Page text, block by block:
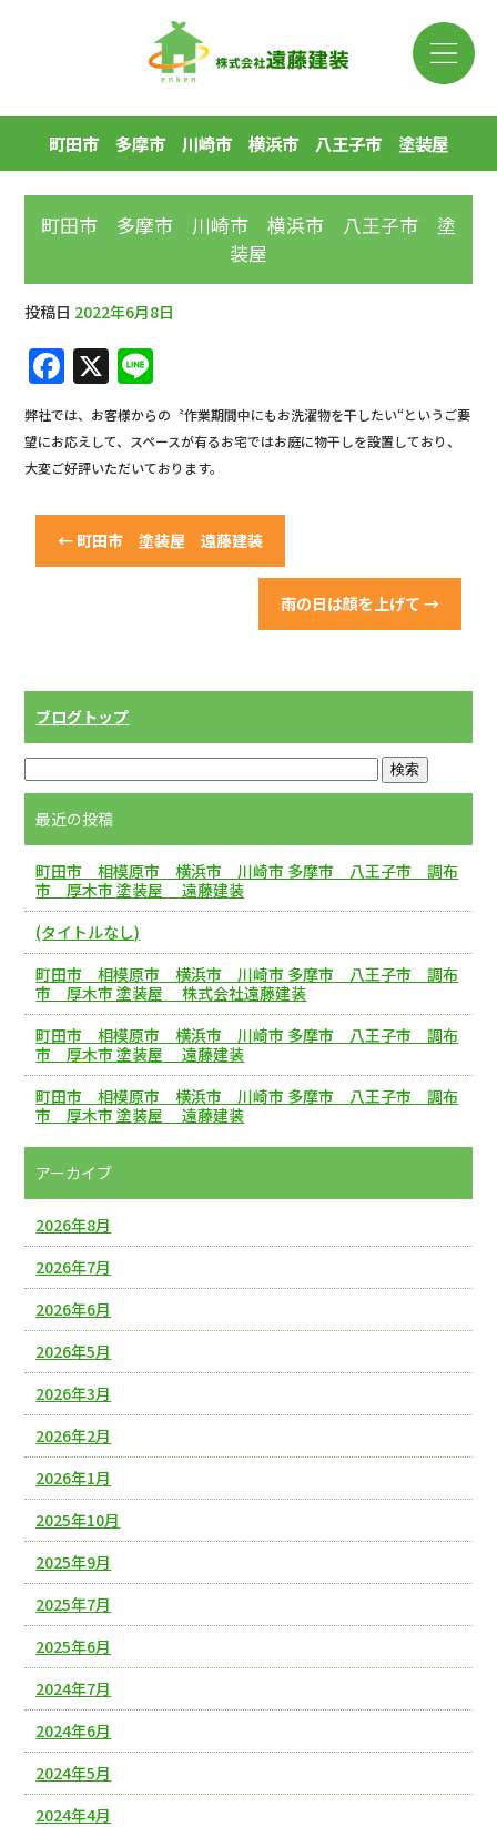
町田市 多摩市 川崎市 横浜市 八王子市 塗装屋
町田市 多摩市 川崎市 横浜市 八王子市 塗
装屋
投稿日 2022年6月8日
F
a
c
e
b
o
o
X
n
e
弊社では、お客様からの〝作業期間中にもお洗濯物を干したい“というご要
望にお応えして、スペースが有るお宅ではお庭に物干しを設置しており、
大変ご好評いただいております。
← 町田市 塗装屋 遠藤建装
雨の日は顔を上げて →
ブログトップ
最近の投稿
町田市 相模原市 横浜市 川崎市 多摩市 八王子市 調布
市 厚木市 塗装屋 遠藤建装
(タイトルなし)
町田市 相模原市 横浜市 川崎市 多摩市 八王子市 調布
市 厚木市 塗装屋 株式会社遠藤建装
町田市 相模原市 横浜市 川崎市 多摩市 八王子市 調布
市 厚木市 塗装屋 遠藤建装
町田市 相模原市 横浜市 川崎市 多摩市 八王子市 調布
市 厚木市 塗装屋 遠藤建装
アーカイブ
2026年8月
2026年7月
2026年6月
2026年5月
2026年3月
2026年2月
2026年1月
2025年10月
2025年9月
2025年7月
2025年6月
2024年7月
2024年6月
2024年5月
2024年4月